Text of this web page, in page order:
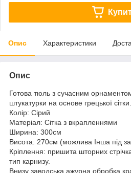
Опис Характеристики
Опис
Готова тюль з сучасним орнаментом
штукатурки на основе грецької сітки.
Колір: Сірий
Матеріал: Сітка з вкрапленнями
Ширина: 300см
Висота: 270см (можлива Інша під
Кріплення: пришита шторних
тип карнизу.
Внизу заводська ажурна обробка